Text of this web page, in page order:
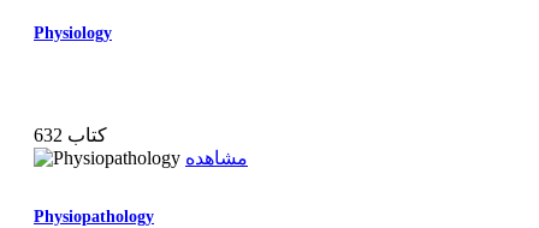
Physiology
632 کتاب
مشاهده
Physiopathology